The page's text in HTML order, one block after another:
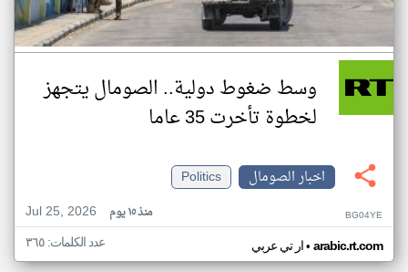
وسط ضغوط دولية.. الصومال يتجهز
لخطوة تأخرت 35 عاما
اخبار الصومال
Politics
Jul 25, 2026
منذ ١٥ يوم BG04YE
ار تي عربي• arabic.rt.com عدد الكلمات: ٣٦٥